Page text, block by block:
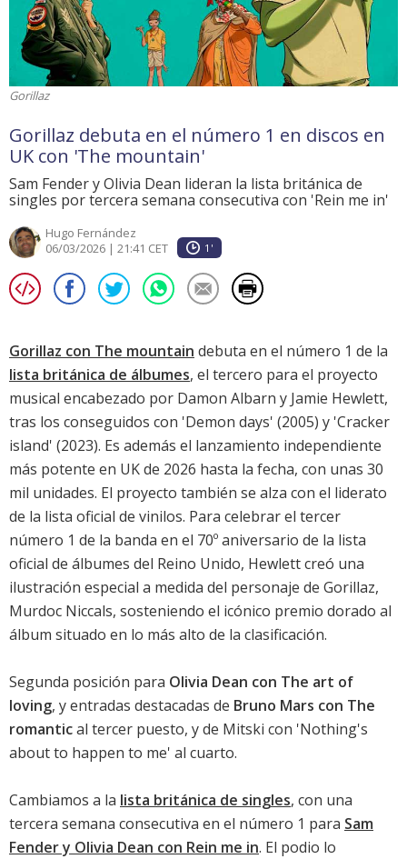
Gorillaz
Gorillaz debuta en el número 1 en discos en
UK con 'The mountain'
Sam Fender y Olivia Dean lideran la lista británica de
singles por tercera semana consecutiva con 'Rein me in'
Hugo Fernández
06/03/2026 | 21:41 CET
1'
Gorillaz con The mountain debuta en el número 1 de la
lista británica de álbumes, el tercero para el proyecto
musical encabezado por Damon Albarn y Jamie Hewlett,
tras los conseguidos con 'Demon days' (2005) y 'Cracker
island' (2023). Es además el lanzamiento independiente
más potente en UK de 2026 hasta la fecha, con unas 30
mil unidades. El proyecto también se alza con el liderato
de la lista oficial de vinilos. Para celebrar el tercer
número 1 de la banda en el 70º aniversario de la lista
oficial de álbumes del Reino Unido, Hewlett creó una
ilustración especial a medida del personaje de Gorillaz,
Murdoc Niccals, sosteniendo el icónico premio dorado al
álbum situado en lo más alto de la clasificación.
Segunda posición para Olivia Dean con The art of
loving, y entradas destacadas de Bruno Mars con The
romantical tercer puesto, y de Mitski con 'Nothing's
about to happen to me' al cuarto.
Cambiamos a la lista británica de singles, con una
tercera semana consecutiva en el número 1 para Sam
Fender y Olivia Dean con Rein me in. El podio lo